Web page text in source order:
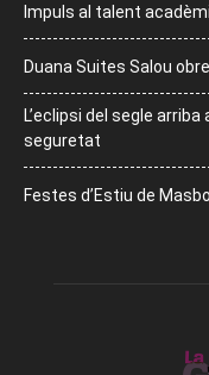
Impuls al talent
Duana Suites Salou
L’eclipsi del segle
seguretat
Festes d’Estiu de